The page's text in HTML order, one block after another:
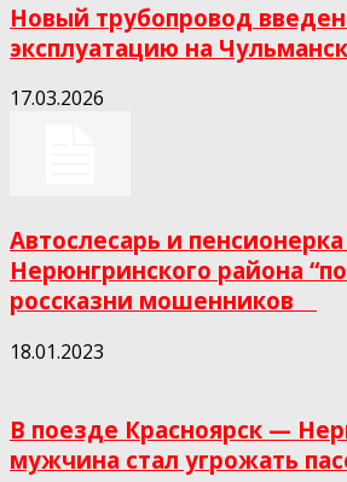
Новый трубопровод
эксплуатацию на
17.03.2026
Автослесарь и
Нерюнгринского района
россказни мошенников ⠀
18.01.2023
В поезде Красноярск —
мужчина стал угрожать